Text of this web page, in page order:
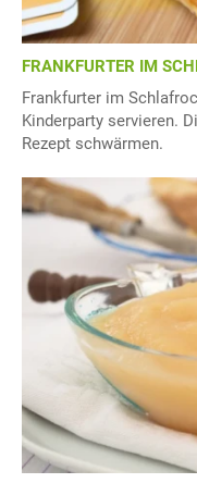
FRANKFURTER IM
Frankfurter im
Kinderparty servieren.
Rezept schwärmen.